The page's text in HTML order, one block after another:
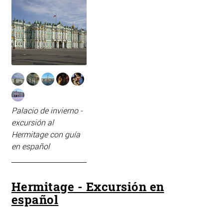
Palacio de invierno -
excursión al
Hermitage con guía
en español
Hermitage - Excursión en
español